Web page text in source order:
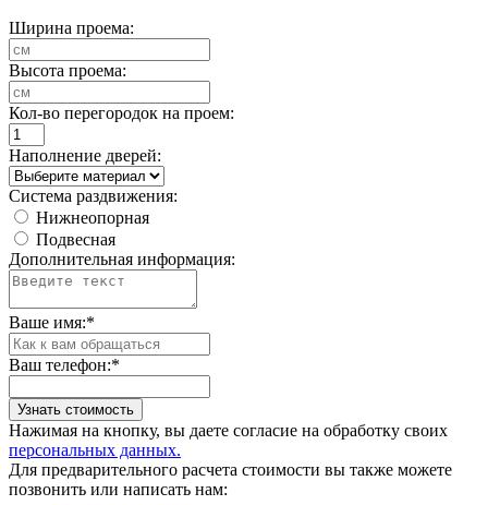
Ширина проема:
Высота проема:
Кол-во перегородок на проем:
Наполнение дверей:
Система раздвижения:
Нижнеопорная
Подвесная
Дополнительная информация:
Ваше имя:*
Ваш телефон:*
Узнать стоимость
Нажимая на кнопку, вы даете согласие на обработку своих
персональных данных.
Для предварительного расчета стоимости вы также можете
позвонить или написать нам: